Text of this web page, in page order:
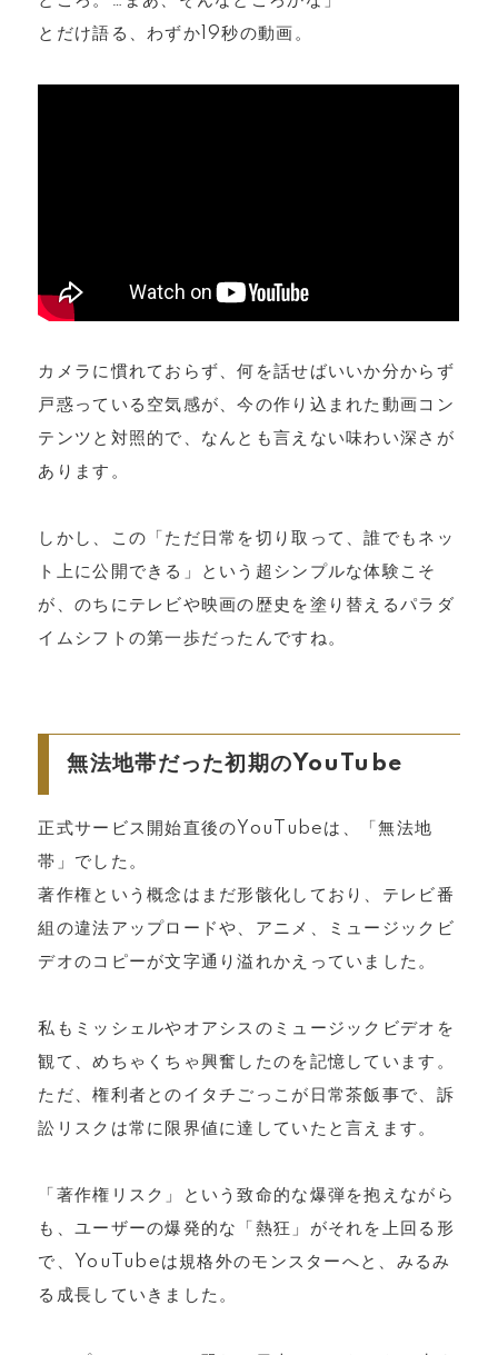
とだけ語る、わずか19秒の動画。
カメラに慣れておらず、何を話せばいいか分からず
戸惑っている空気感が、今の作り込まれた動画コン
テンツと対照的で、なんとも言えない味わい深さが
あります。
しかし、この「ただ日常を切り取って、誰でもネッ
ト上に公開できる」という超シンプルな体験こそ
が、のちにテレビや映画の歴史を塗り替えるパラダ
イムシフトの第一歩だったんですね。
無法地帯だった初期のYouTube
正式サービス開始直後のYouTubeは、「無法地
帯」でした。
著作権という概念はまだ形骸化しており、テレビ番
組の違法アップロードや、アニメ、ミュージックビ
デオのコピーが文字通り溢れかえっていました。
私もミッシェルやオアシスのミュージックビデオを
観て、めちゃくちゃ興奮したのを記憶しています。
ただ、権利者とのイタチごっこが日常茶飯事で、訴
訟リスクは常に限界値に達していたと言えます。
「著作権リスク」という致命的な爆弾を抱えながら
も、ユーザーの爆発的な「熱狂」がそれを上回る形
で、YouTubeは規格外のモンスターへと、みるみ
る成長していきました。